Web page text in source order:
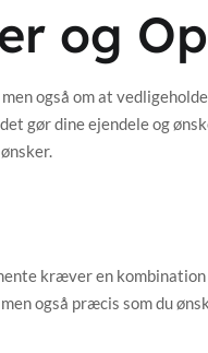
og
også om at
gør dine ejendele og
kræver en
også præcis som du